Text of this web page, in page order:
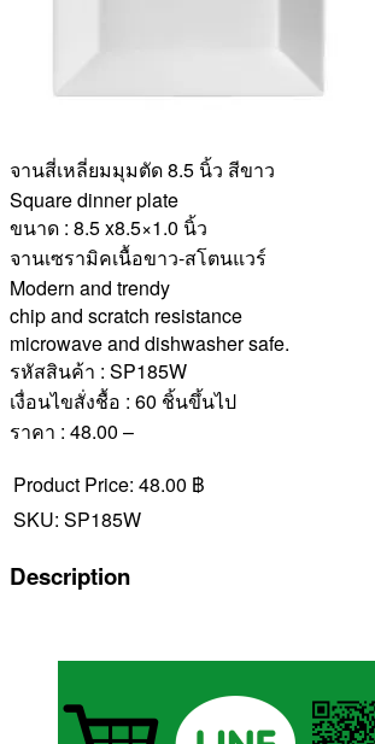
จานสี่เหลี่ยมมุมตัด 8.5 นิ้ว สีขาว
Square dinner plate
ขนาด : 8.5 x8.5×1.0 นิ้ว
จานเซรามิคเนื้อขาว-สโตนแวร์
Modern and trendy
chip and scratch resistance
microwave and dishwasher safe.
รหัสสินค้า : SP185W
เงื่อนไขสั่งชื้อ : 60 ชิ้นขึ้นไป
ราคา : 48.00 –
Product Price: 48.00 ฿
SKU: SP185W
Description